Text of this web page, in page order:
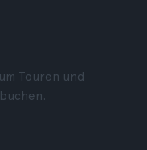
Touren und